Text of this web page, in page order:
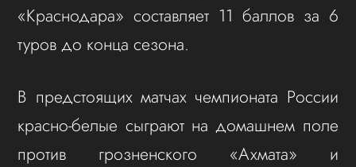
«Краснодара» составляет 11 баллов за 6
туров до конца сезона.
В предстоящих матчах чемпионата России
красно-белые сыграют на домашнем поле
против грозненского «Ахмата» и